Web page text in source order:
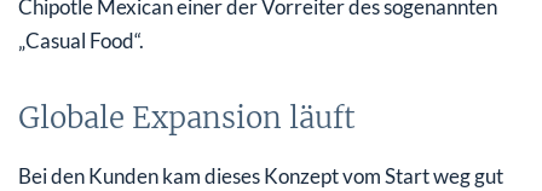
Chipotle Mexican einer der Vorreiter des sogenannten
„Casual Food“.
Globale Expansion läuft
Bei den Kunden kam dieses Konzept vom Start weg gut